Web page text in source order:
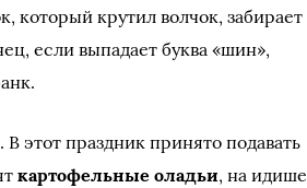
который крутил волчок, забирает
если выпадает буква «шин»,
этот праздник принято подавать
картофельные оладьи, на идише